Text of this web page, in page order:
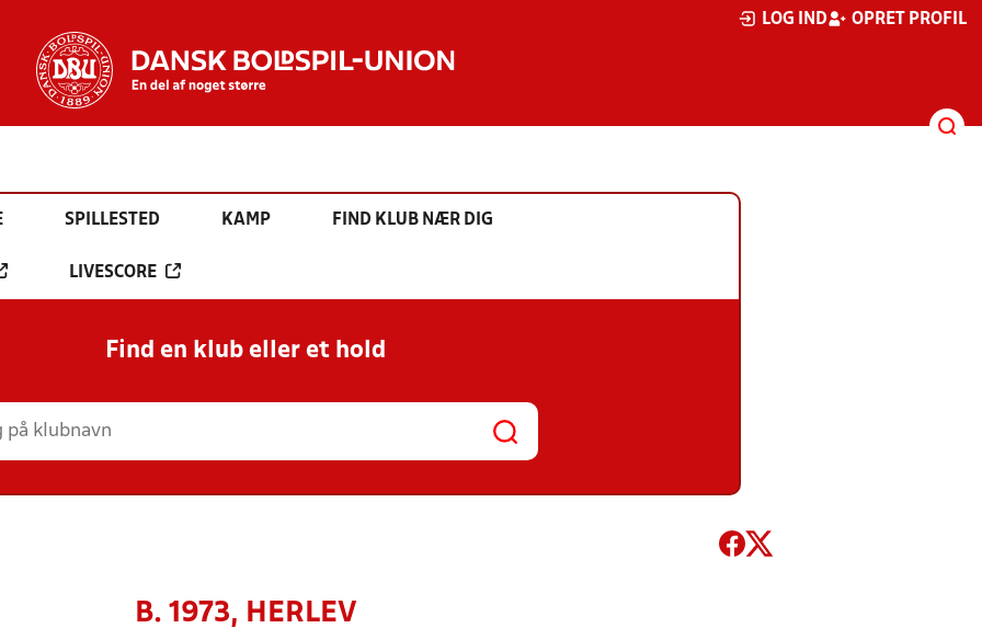
LOG IND OPRET PROFIL
SPILLESTED KAMP FIND KLUB NÆR DIG
LIVESCORE
Find en klub eller et hold
B. 1973, HERLEV